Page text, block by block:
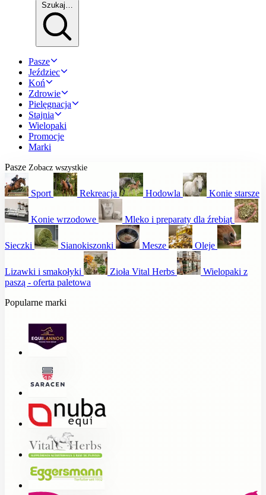
Szukaj…
Pasze
Jeździec
Koń
Zdrowie
Pielęgnacja
Stajnia
Wielopaki
Promocje
Marki
Pasze Zobacz wszystkie
Sport Rekreacja Hodowla Konie starsze
Konie wrzodowe Mleko i preparaty dla źrebiąt
Sieczki Sianokiszonki Mesze Oleje
Lizawki i smakołyki Zioła Vital Herbs
Wielopaki z
paszą - oferta paletowa
Popularne marki